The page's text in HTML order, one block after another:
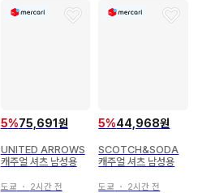
5%75,691원
UNITED ARROWS
캐주얼 셔츠 남성용
도쿄 ・ 2시간 전
5%44,968원
SCOTCH&SODA
캐주얼 셔츠 남성용
도쿄 ・ 2시간 전